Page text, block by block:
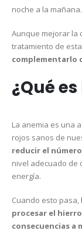
noche a la
Aunque mejorar la
tratamiento de
complementarlo
¿Qué
La anemia es una
rojos sanos de
reducir el
nivel adecuado de
energía.
Cuando esto pasa,
procesar el
consecuencias a